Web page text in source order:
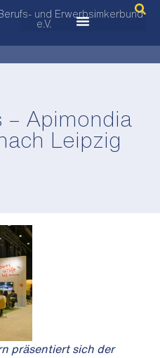
und Erwerbsimkerbund
e.V.
– Apimondia
Leipzig
präsentiert sich der